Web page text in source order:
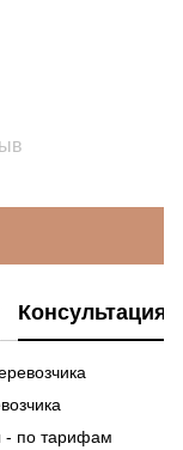
Консультация
- по тарифам